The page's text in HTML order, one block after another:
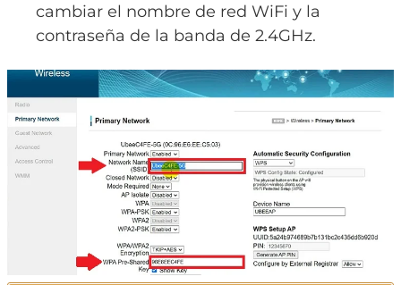
cambiar el nombre de red WiFi y la
contraseña de la banda de 2.4GHz.